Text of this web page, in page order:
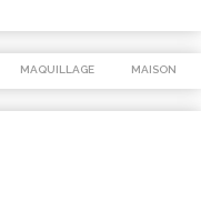
MAQUILLAGE MAISON